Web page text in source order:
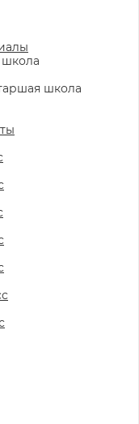
школа